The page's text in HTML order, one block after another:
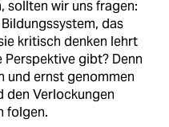
sollten wir uns fragen:
das
kritisch denken lehrt
Perspektive gibt? Denn
und ernst genommen
den Verlockungen
folgen.